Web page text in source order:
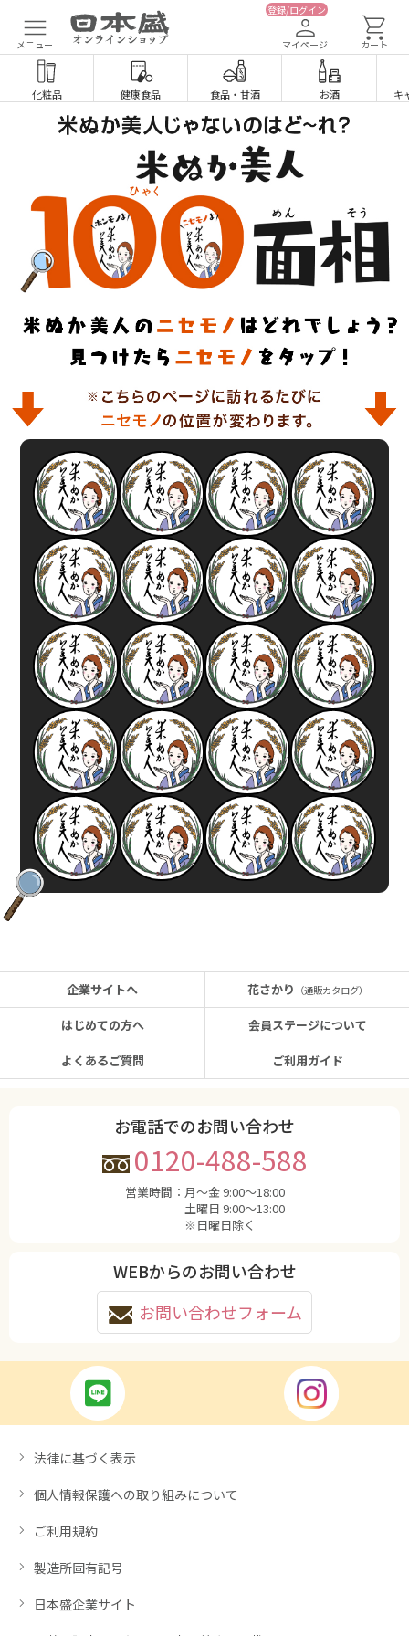
メニュー
登録/ログイン
マイページ カート
化粧品 健康食品 食品・ 甘酒 お酒 キ
企業サイトへ
はじめての方へ
よくあるご質問
花さかり （通販カタログ）
会員ステージについて
ご利用ガイド
お電話でのお問い合わせ
0120-488-588
営業時間： 月〜金 9:00〜18:00
土曜日 9:00〜13:00
※日曜日除く
WEBからのお問い合わせ
お問い合わせフォーム
法律に基づく表示
個人情報保護への取り組みについて
ご利用規約
製造所固有記号
日本盛企業サイト